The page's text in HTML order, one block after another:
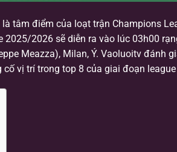
là tâm điểm của loạt trận Champions
2026 sẽ diễn ra vào lúc 03h00
Meazza), Milan, Ý. Vaoluoitv đánh
vị trí trong top 8 của giai đoạn league